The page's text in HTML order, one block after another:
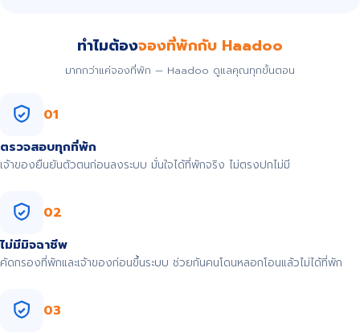
ทำไมต้องจองที่พักกับ Haadoo
มากกว่าแค่จองที่พัก — Haadoo ดูแลคุณทุกขั้นตอน
01
ตรวจสอบทุกที่พัก
เจ้าของยืนยันตัวตนก่อนลงระบบ มั่นใจได้ที่พักจริง ไม่ตรงปกไม่มี
02
ไม่มีมิจฉาชีพ
คัดกรองที่พักและเจ้าของก่อนขึ้นระบบ ช่วยกันคนโดนหลอกโอนแล้วไม่ได้ที่พัก
03